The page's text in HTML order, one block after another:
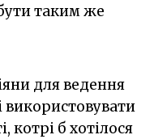
таким же
для ведення
котрі б хотілося